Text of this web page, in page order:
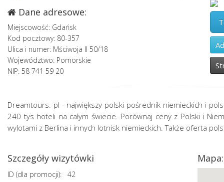
Dane adresowe:
Miejscowość: Gdańsk
Kod pocztowy: 80-357
Ulica i numer: Mściwoja II 50/18
Województwo: Pomorskie
NIP: 58 741 59 20
Dreamtours. pl - największy polski pośrednik niemieckich i
240 tys hoteli na całym świecie. Porównaj ceny z Polski i
wylotami z Berlina i innych lotnisk niemieckich. Także oferta
Szczegóły wizytówki
ID (dla promocji):
42
Mapa: